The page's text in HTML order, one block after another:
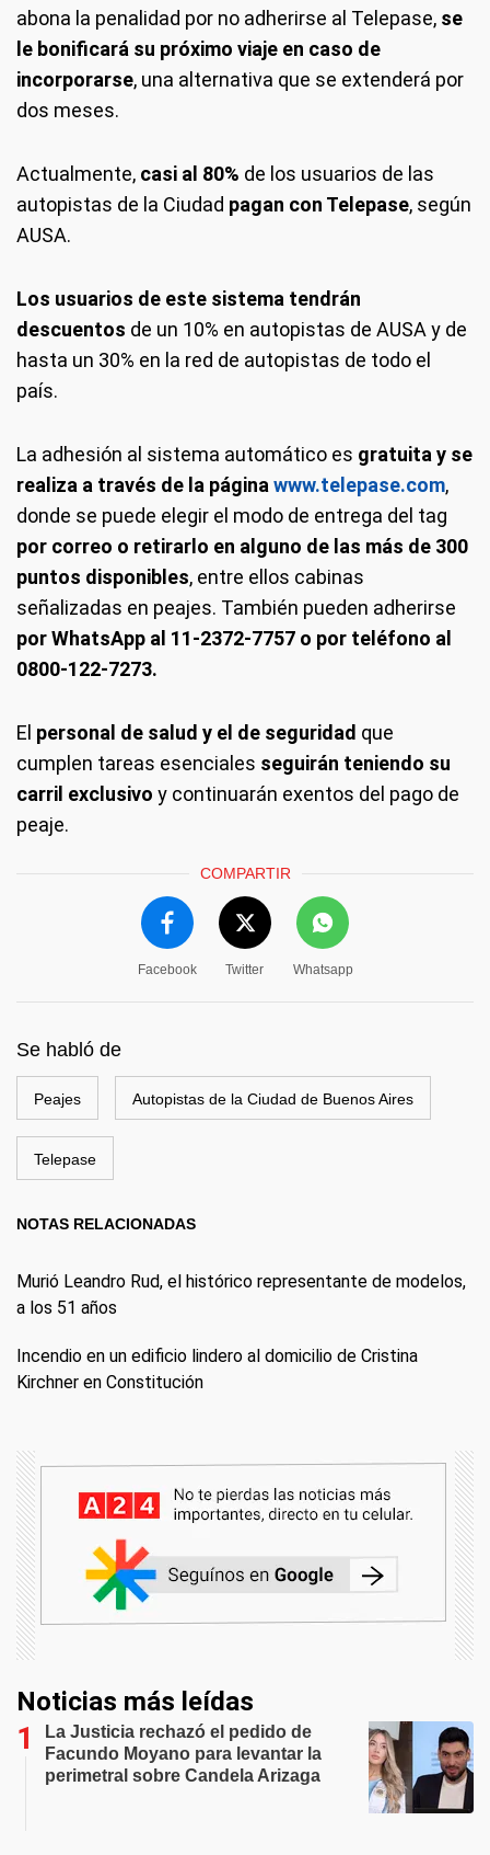
abona la penalidad por no adherirse al Telepase, se
le bonificará su próximo viaje en caso de
incorporarse, una alternativa que se extenderá por
dos meses.
Actualmente, casi al 80% de los usuarios de las
autopistas de la Ciudad pagan con Telepase, según
AUSA.
Los usuarios de este sistema tendrán
descuentos de un 10% en autopistas de AUSA y de
hasta un 30% en la red de autopistas de todo el
país.
La adhesión al sistema automático es gratuita y se
realiza a través de la página www.telepase.com,
donde se puede elegir el modo de entrega del tag
por correo o retirarlo en alguno de las más de 300
puntos disponibles, entre ellos cabinas
señalizadas en peajes. También pueden adherirse
por WhatsApp al 11-2372-7757 o por teléfono al
0800-122-7273.
El personal de salud y el de seguridad que
cumplen tareas esenciales seguirán teniendo su
carril exclusivo y continuarán exentos del pago de
peaje.
COMPARTIR
Facebook Twitter Whatsapp
Se habló de
Peajes Autopistas de la Ciudad de Buenos Aires
Telepase
NOTAS RELACIONADAS
Murió Leandro Rud, el histórico representante de modelos,
a los 51 años
Incendio en un edificio lindero al domicilio de Cristina
Kirchner en Constitución
Noticias más leídas
La Justicia rechazó el pedido de
Facundo Moyano para levantar la
perimetral sobre Candela Arizaga